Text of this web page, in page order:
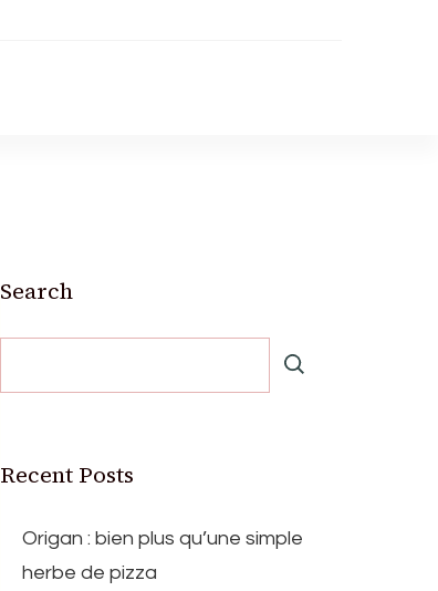
Search
Recent Posts
Origan : bien plus qu’une simple
herbe de pizza